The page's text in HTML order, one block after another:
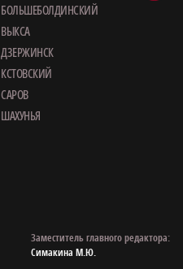
БОЛЬШЕБОЛДИНСКИЙ
ВЫКСА
ДЗЕРЖИНСК
КСТОВСКИЙ
САРОВ
ШАХУНЬЯ
Заместитель главного редактора:
Симакина М.Ю.